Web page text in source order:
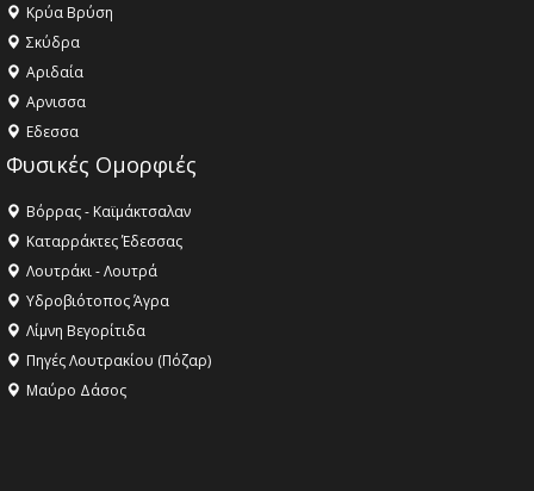
Κρύα Βρύση
Σκύδρα
Αριδαία
Aρνισσα
Eδεσσα
Φυσικές Ομορφιές
Βόρρας - Καϊμάκτσαλαν
Καταρράκτες Έδεσσας
Λουτράκι - Λουτρά
Υδροβιότοπος Άγρα
Λίμνη Βεγορίτιδα
Πηγές Λουτρακίου (Πόζαρ)
Μαύρο Δάσος